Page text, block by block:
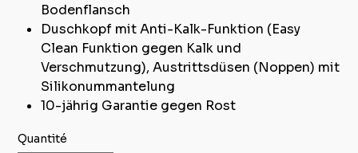
Bodenflansch
Duschkopf mit Anti-Kalk-Funktion (Easy
Clean Funktion gegen Kalk und
Verschmutzung), Austrittsdüsen (Noppen) mit
Silikonummantelung
10-jährig Garantie gegen Rost
Quantité